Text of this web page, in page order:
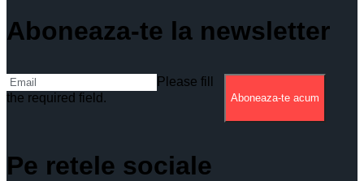
Aboneaza-te la newsletter
Please fill
the required field.
Aboneaza-te acum
Pe retele sociale